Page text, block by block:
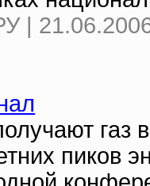
|
пиков